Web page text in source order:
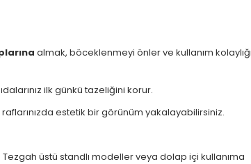
almak, böceklenmeyi önler ve kullanım
ilk günkü tazeliğini korur.
raflarınızda estetik bir görünüm yakalayabilirsiniz.
Tezgah üstü standlı modeller veya dolap içi kullanıma